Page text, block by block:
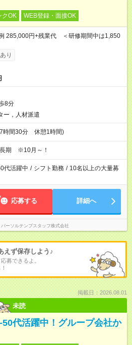
クOK WEB登録・面接OK
285,000円+残業代 ＜研修期間中は1,850
り
8分
ー，人材派遣
時間30分 休憩1時間)
期 ※10月～！
代活躍中 / シフト勤務 / 10名以上の大量募
応募する 詳細へ
パーソルテンプスタッフ株式会社
えず保存しよう♪
募できるよ。
掲載日：2026.08.01
未読
代活躍中！グループ会社か